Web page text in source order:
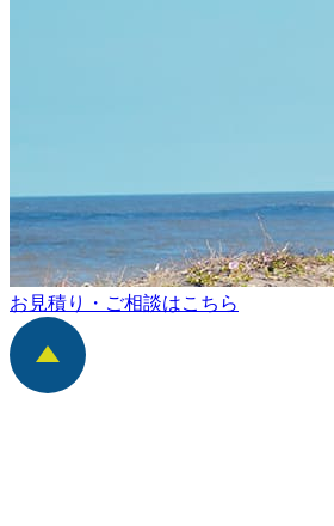
お見積り・ご相談はこちら